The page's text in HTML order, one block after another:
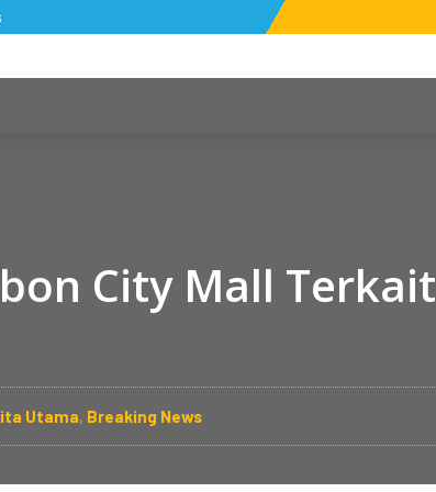
City Mall Terkait
Utama, Breaking News